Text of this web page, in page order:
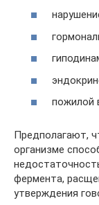
пожилой
Предполагают,
организме
фермента,
утверждения